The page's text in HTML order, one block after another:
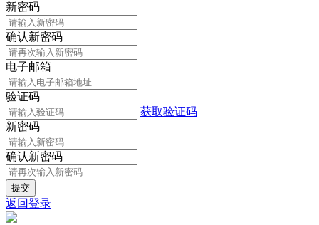
新密码
确认新密码
电子邮箱
验证码
获取验证码
新密码
确认新密码
返回登录